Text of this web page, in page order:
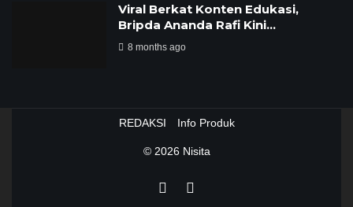
Viral Berkat Konten Edukasi,
Bripda Ananda Rafi Kini…
8 months ago
REDAKSI Info Produk
© 2026 Nisita